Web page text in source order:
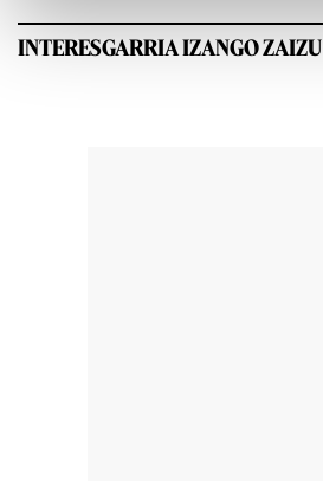
INTERESGARRIA IZANGO ZAIZU